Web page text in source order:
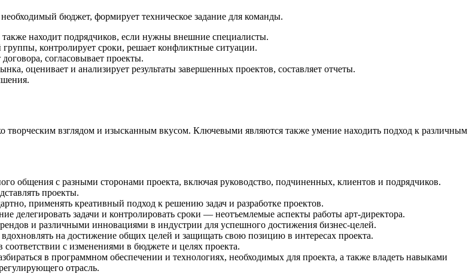
бюджет, формирует техническое задание для команды.
находит подрядчиков, если нужны внешние специалисты.
контролирует сроки, решает конфликтные ситуации.
согласовывает проекты.
оценивает и анализирует результаты завершенных проектов, составляет отчеты.
творческим взглядом и изысканным вкусом. Ключевыми являются также умение находить подход к различным
общения с разными сторонами проекта, включая руководство, подчиненных, клиентов и подрядчиков.
проекты.
применять креативный подход к решению задач и разработке проектов.
делегировать задачи и контролировать сроки — неотъемлемые аспекты работы арт-директора.
и различными инновациями в индустрии для успешного достижения бизнес-целей.
на достижение общих целей и защищать свою позицию в интересах проекта.
с изменениями в бюджете и целях проекта.
в программном обеспечении и технологиях, необходимых для проекта, а также владеть навыками
отрасль.